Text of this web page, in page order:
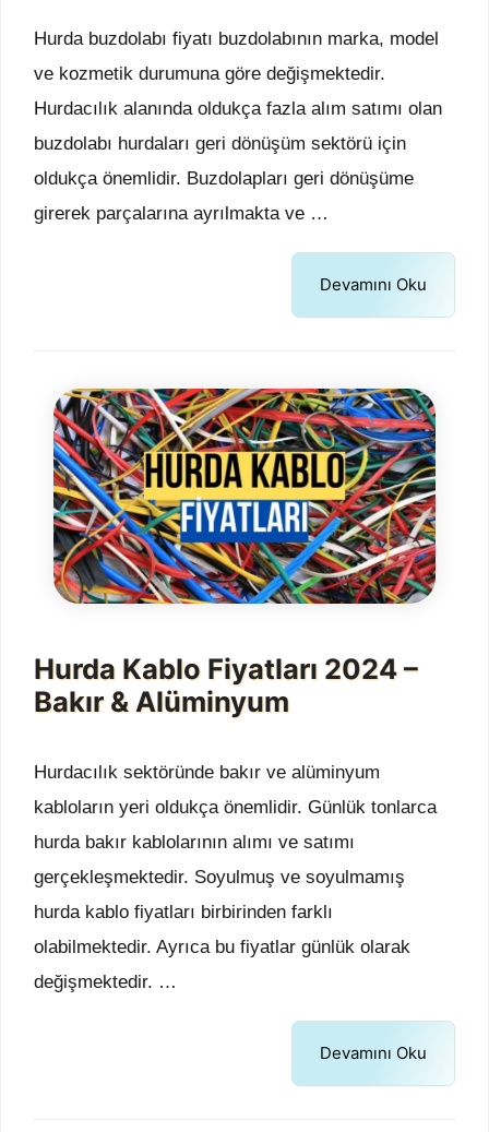
Hurda buzdolabı fiyatı buzdolabının marka, model
ve kozmetik durumuna göre değişmektedir.
Hurdacılık alanında oldukça fazla alım satımı olan
buzdolabı hurdaları geri dönüşüm sektörü için
oldukça önemlidir. Buzdolapları geri dönüşüme
girerek parçalarına ayrılmakta ve …
Devamını Oku
Hurda Kablo Fiyatları 2024 –
Bakır & Alüminyum
Hurdacılık sektöründe bakır ve alüminyum
kabloların yeri oldukça önemlidir. Günlük tonlarca
hurda bakır kablolarının alımı ve satımı
gerçekleşmektedir. Soyulmuş ve soyulmamış
hurda kablo fiyatları birbirinden farklı
olabilmektedir. Ayrıca bu fiyatlar günlük olarak
değişmektedir. …
Devamını Oku